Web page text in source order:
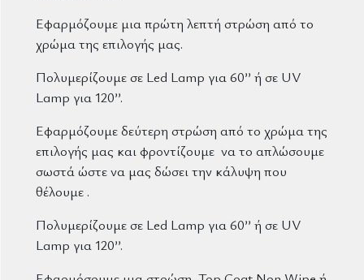
Εφαρμόζουμε μια πρώτη λεπτή στρώση από το
χρώμα της επιλογής μας.
Πολυμερίζουμε σε Led Lamp για 60’’ ή σε UV
Lamp για 120’’.
Εφαρμόζουμε δεύτερη στρώση από το χρώμα της
επιλογής μας και φροντίζουμε να το απλώσουμε
σωστά ώστε να μας δώσει την κάλυψη που
θέλουμε .
Πολυμερίζουμε σε Led Lamp για 60’’ ή σε UV
Lamp για 120’’.